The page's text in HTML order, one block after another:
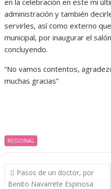
en la celebración en este mi
administración y también
servirles, así como externo
municipal, por inaugurar el
concluyendo.
“No vamos contentos,
muchas gracias”
REGIONAL
Navegación
de
Pasos de un doctor, por
Benito Navarrete Espinosa